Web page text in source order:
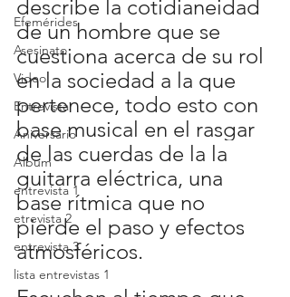
Efemérides
Asesinato
Video
Entrevista
Aniversario
Álbum
entrevista 1
etrevista 2
entrevista 3
lista entrevistas 1
describe la cotidianeidad
de un hombre que se
cuestiona acerca de su rol
en la sociedad a la que
pertenece, todo esto con
base musical en el rasgar
de las cuerdas de la la
guitarra eléctrica, una
base rítmica que no
pierde el paso y efectos
atmosféricos.